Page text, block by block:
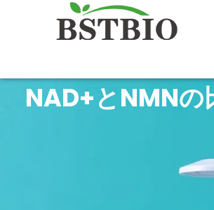
NAD+とNMNの